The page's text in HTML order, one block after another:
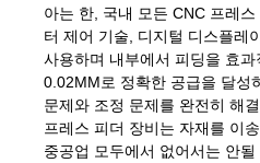
아는 한, 국내 모든 CNC 프레
터 제어 기술, 디지털 디스플레
사용하며 내부에서 피딩을 효
0.02MM로 정확한 공급을 달성
문제와 조정 문제를 완전히 해
프레스 피더 장비는 자재를 이
중공업 모두에서 없어서는 안